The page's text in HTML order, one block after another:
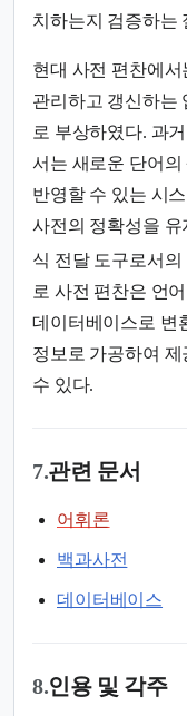
치하는지 검증하는
현대 사전 편찬에
관리하고 갱신하는
로 부상하였다. 과
서는 새로운 단어
반영할 수 있는 시
사전의 정확성을 유
식 전달 도구로서
로 사전 편찬은 언
데이터베이스로 변
정보로 가공하여
수 있다.
7.관련 문서
어휘론
백과사전
데이터베이스
8.인용 및 각주